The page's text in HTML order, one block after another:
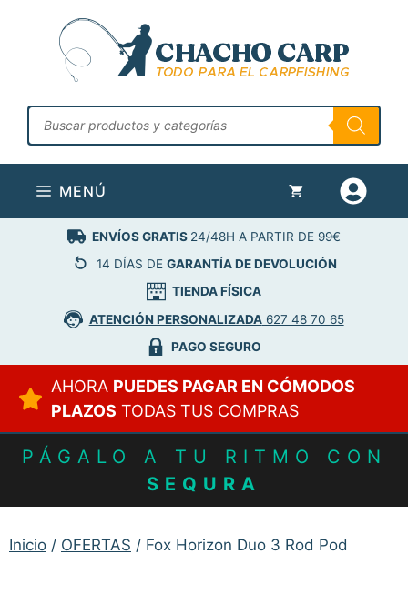
contenido
Búsqueda
de
productos
MENÚ
ENVÍOS GRATIS 24/48H A PARTIR DE 99€
14 DÍAS DE GARANTÍA DE DEVOLUCIÓN
TIENDA FÍSICA
ATENCIÓN PERSONALIZADA627 48 70 65
PAGO SEGURO
AHORA PUEDES PAGAR EN CÓMODOS
PLAZOS TODAS TUS COMPRAS
PÁGALO A TU RITMO CON
SEQURA
Inicio / OFERTAS / Fox Horizon Duo 3 Rod Pod